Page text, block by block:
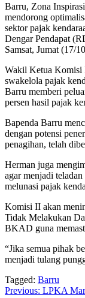
Barru, Zona
mendorong
sektor pajak
Dengar Pendapat
Samsat, Jumat (17/
Wakil Ketua Komisi
swakelola pajak
Barru memberi
persen hasil pajak
Bapenda Barru
dengan potensi
penagihan, telah
Herman juga
agar menjadi
melunasi pajak
Komisi II akan
Tidak Melakukan
BKAD guna
“Jika semua pihak
menjadi tulang
Tagged: Barru
Navigasi
Previous: LPKA